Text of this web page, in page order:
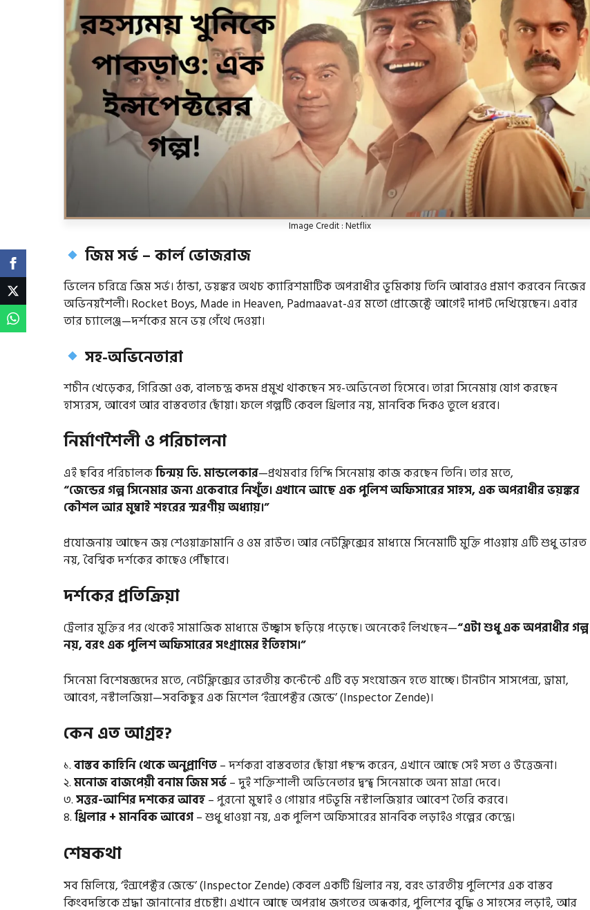
Image Credit : Netflix
জিম সর্ভ – কার্ল ভোজরাজ
ভিলেন চরিত্রে জিম সর্ভ। ঠান্ডা, ভয়ঙ্কর অথচ ক্যারিশমাটিক অপরাধীর ভূমিকায় তিনি আবারও প্রমাণ করবেন নিজের
অভিনয়শৈলী। Rocket Boys, Made in Heaven, Padmaavat-এর মতো প্রোজেক্টে আগেই দাপট দেখিয়েছেন। এবার
তার চ্যালেঞ্জ—দর্শকের মনে ভয় গেঁথে দেওয়া।
সহ-অভিনেতারা
শচীন খেড়েকর, গিরিজা ওক, বালচন্দ্র কদম প্রমুখ থাকছেন সহ-অভিনেতা হিসেবে। তারা সিনেমায় যোগ করছেন
হাস্যরস, আবেগ আর বাস্তবতার ছোঁয়া। ফলে গল্পটি কেবল থ্রিলার নয়, মানবিক দিকও তুলে ধরবে।
নির্মাণশৈলী ও পরিচালনা
এই ছবির পরিচালকচিন্ময় ডি. মান্ডলেকার—প্রথমবার হিন্দি সিনেমায় কাজ করছেন তিনি। তার মতে,
“জেন্ডের গল্প সিনেমার জন্য একেবারে নিখুঁত। এখানে আছে এক পুলিশ অফিসারের সাহস, এক অপরাধীর ভয়ঙ্কর
কৌশল আর মুম্বাই শহরের স্মরণীয় অধ্যায়।”
প্রযোজনায় আছেন জয় শেওয়াক্রামানি ও ওম রাউত। আর নেটফ্লিক্সের মাধ্যমে সিনেমাটি মুক্তি পাওয়ায় এটি শুধু ভারত
নয়, বৈশ্বিক দর্শকের কাছেও পৌঁছাবে।
দর্শকের প্রতিক্রিয়া
ট্রেলার মুক্তির পর থেকেই সামাজিক মাধ্যমে উচ্ছ্বাস ছড়িয়ে পড়েছে। অনেকেই লিখছেন—“এটা শুধু এক অপরাধীর গল্প
নয়, বরং এক পুলিশ অফিসারের সংগ্রামের ইতিহাস।”
সিনেমা বিশেষজ্ঞদের মতে, নেটফ্লিক্সের ভারতীয় কন্টেন্টে এটি বড় সংযোজন হতে যাচ্ছে। টানটান সাসপেন্স, ড্রামা,
আবেগ, নস্টালজিয়া—সবকিছুর এক মিশেল ‘ইন্সপেক্টর জেন্ডে’ (Inspector Zende)।
কেন এত আগ্রহ?
১.বাস্তব কাহিনি থেকে অনুপ্রাণিত– দর্শকরা বাস্তবতার ছোঁয়া পছন্দ করেন, এখানে আছে সেই সত্য ও উত্তেজনা।
২.মনোজ বাজপেয়ী বনাম জিম সর্ভ– দুই শক্তিশালী অভিনেতার দ্বন্দ্ব সিনেমাকে অন্য মাত্রা দেবে।
৩.সত্তর-আশির দশকের আবহ– পুরনো মুম্বাই ও গোয়ার পটভূমি নস্টালজিয়ার আবেশ তৈরি করবে।
৪.থ্রিলার + মানবিক আবেগ– শুধু ধাওয়া নয়, এক পুলিশ অফিসারের মানবিক লড়াইও গল্পের কেন্দ্রে।
শেষকথা
সব মিলিয়ে, ‘ইন্সপেক্টর জেন্ডে’ (Inspector Zende) কেবল একটি থ্রিলার নয়, বরং ভারতীয় পুলিশের এক বাস্তব
কিংবদন্তিকে শ্রদ্ধা জানানোর প্রচেষ্টা। এখানে আছে অপরাধ জগতের অন্ধকার, পুলিশের বুদ্ধি ও সাহসের লড়াই, আর